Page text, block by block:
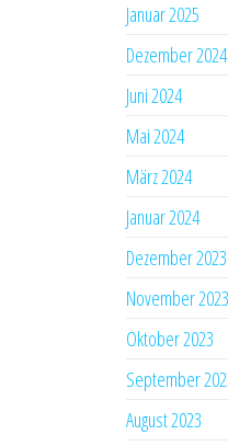
Januar 2025
Dezember 2024
Juni 2024
Mai 2024
März 2024
Januar 2024
Dezember 2023
November 2023
Oktober 2023
September
August 2023